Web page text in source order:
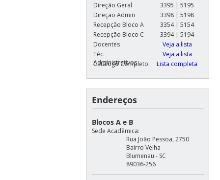
Direção Geral
3395 | 5195
Direção Admin
3398 | 5198
Recepção Bloco A
3354 | 5154
Recepção Bloco C
3394 | 5194
Docentes
Veja a lista
Téc.
Administrativos
Veja a lista
Catálogo Completo
Lista completa
Endereços
Blocos A e B
Sede Acadêmica:
Rua João Pessoa, 2750
Bairro Velha
Blumenau - SC
89036-256